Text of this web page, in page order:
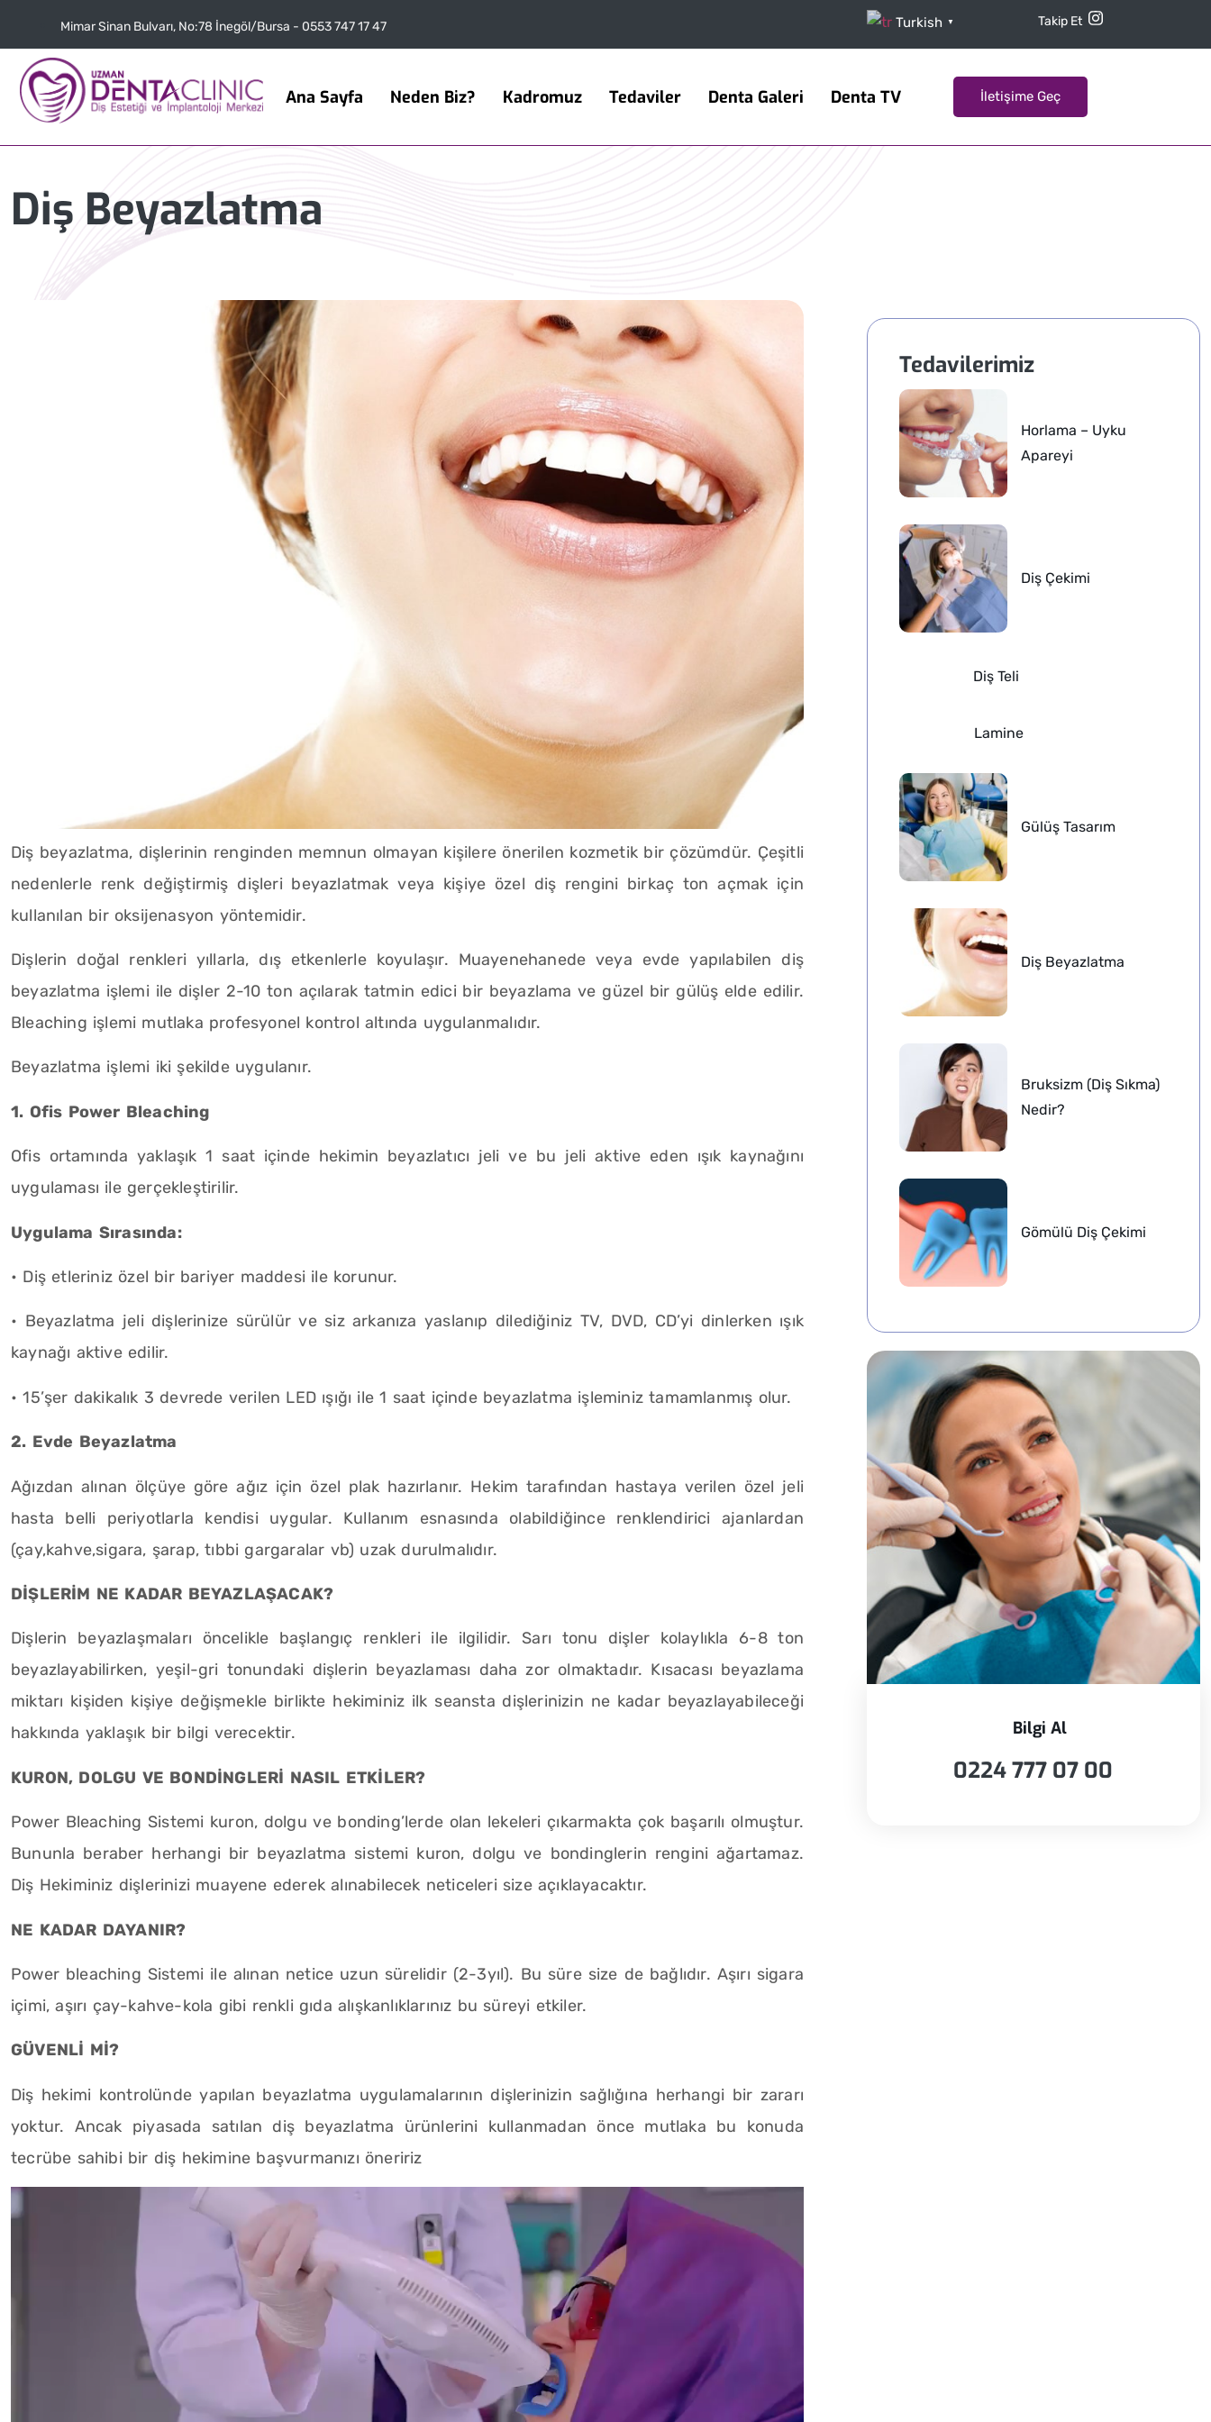
Mimar Sinan Bulvarı, No:78 İnegöl/Bursa - 0553 747 17 47 Turkish ▼ Takip Et
Ana Sayfa Neden Biz? Kadromuz Tedaviler Denta Galeri Denta TV İletişime Geç
Diş Beyazlatma
Diş beyazlatma, dişlerinin renginden memnun olmayan kişilere önerilen kozmetik bir çözümdür. Çeşitli
nedenlerle renk değiştirmiş dişleri beyazlatmak veya kişiye özel diş rengini birkaç ton açmak için
kullanılan bir oksijenasyon yöntemidir.
Dişlerin doğal renkleri yıllarla, dış etkenlerle koyulaşır. Muayenehanede veya evde yapılabilen diş
beyazlatma işlemi ile dişler 2-10 ton açılarak tatmin edici bir beyazlama ve güzel bir gülüş elde edilir.
Bleaching işlemi mutlaka profesyonel kontrol altında uygulanmalıdır.
Beyazlatma işlemi iki şekilde uygulanır.
1. Ofis Power Bleaching
Ofis ortamında yaklaşık 1 saat içinde hekimin beyazlatıcı jeli ve bu jeli aktive eden ışık kaynağını
uygulaması ile gerçekleştirilir.
Uygulama Sırasında:
• Diş etleriniz özel bir bariyer maddesi ile korunur.
• Beyazlatma jeli dişlerinize sürülür ve siz arkanıza yaslanıp dilediğiniz TV, DVD, CD’yi dinlerken ışık
kaynağı aktive edilir.
• 15’şer dakikalık 3 devrede verilen LED ışığı ile 1 saat içinde beyazlatma işleminiz tamamlanmış olur.
2. Evde Beyazlatma
Ağızdan alınan ölçüye göre ağız için özel plak hazırlanır. Hekim tarafından hastaya verilen özel jeli
hasta belli periyotlarla kendisi uygular. Kullanım esnasında olabildiğince renklendirici ajanlardan
(çay,kahve,sigara, şarap, tıbbi gargaralar vb) uzak durulmalıdır.
DİŞLERİM NE KADAR BEYAZLAŞACAK?
Dişlerin beyazlaşmaları öncelikle başlangıç renkleri ile ilgilidir. Sarı tonu dişler kolaylıkla 6-8 ton
beyazlayabilirken, yeşil-gri tonundaki dişlerin beyazlaması daha zor olmaktadır. Kısacası beyazlama
miktarı kişiden kişiye değişmekle birlikte hekiminiz ilk seansta dişlerinizin ne kadar beyazlayabileceği
hakkında yaklaşık bir bilgi verecektir.
KURON, DOLGU VE BONDİNGLERİ NASIL ETKİLER?
Power Bleaching Sistemi kuron, dolgu ve bonding’lerde olan lekeleri çıkarmakta çok başarılı olmuştur.
Bununla beraber herhangi bir beyazlatma sistemi kuron, dolgu ve bondinglerin rengini ağartamaz.
Diş Hekiminiz dişlerinizi muayene ederek alınabilecek neticeleri size açıklayacaktır.
NE KADAR DAYANIR?
Power bleaching Sistemi ile alınan netice uzun sürelidir (2-3yıl). Bu süre size de bağlıdır. Aşırı sigara
içimi, aşırı çay-kahve-kola gibi renkli gıda alışkanlıklarınız bu süreyi etkiler.
GÜVENLİ Mİ?
Diş hekimi kontrolünde yapılan beyazlatma uygulamalarının dişlerinizin sağlığına herhangi bir zararı
yoktur. Ancak piyasada satılan diş beyazlatma ürünlerini kullanmadan önce mutlaka bu konuda
tecrübe sahibi bir diş hekimine başvurmanızı öneririz
Tedavilerimiz
Horlama – Uyku
Apareyi
Diş Çekimi
Diş Teli
Lamine
Gülüş Tasarım
Diş Beyazlatma
Bruksizm (Diş Sıkma)
Nedir?
Gömülü Diş Çekimi
Bilgi Al
0224 777 07 00